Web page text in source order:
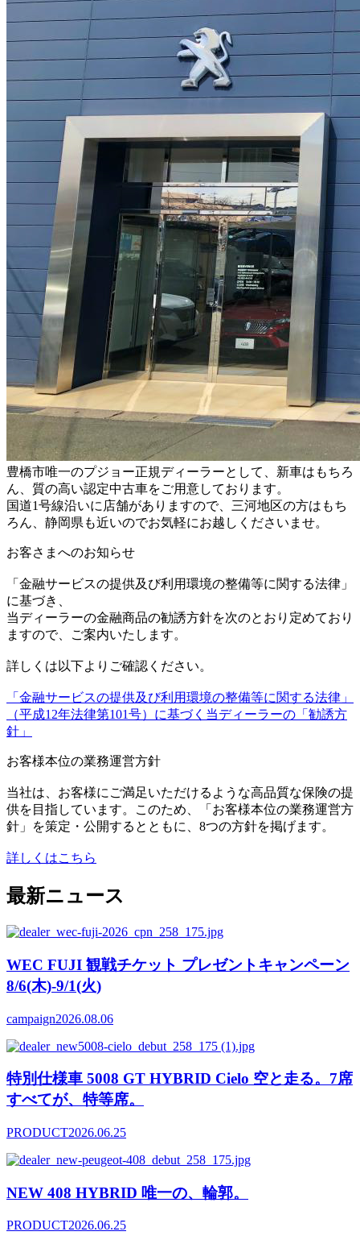
豊橋市唯一のプジョー正規ディーラーとして、新車はもちろ
ん、質の高い認定中古車をご用意しております。
国道1号線沿いに店舗がありますので、三河地区の方はもち
ろん、静岡県も近いのでお気軽にお越しくださいませ。
お客さまへのお知らせ
「金融サービスの提供及び利用環境の整備等に関する法律」
に基づき、
当ディーラーの金融商品の勧誘方針を次のとおり定めており
ますので、ご案内いたします。
詳しくは以下よりご確認ください。
「金融サービスの提供及び利用環境の整備等に関する法律」
（平成12年法律第101号）に基づく当ディーラーの「勧誘方
針」
お客様本位の業務運営方針
当社は、お客様にご満足いただけるような高品質な保険の提
供を目指しています。このため、「お客様本位の業務運営方
針」を策定・公開するとともに、8つの方針を掲げます。
詳しくはこちら
最新ニュース
WEC FUJI 観戦チケット プレゼントキャンペーン
8/6(木)-9/1(火)
campaign2026.08.06
特別仕様車 5008 GT HYBRID Cielo 空と走る。7席
すべてが、特等席。
PRODUCT2026.06.25
NEW 408 HYBRID 唯一の、輪郭。
PRODUCT2026.06.25